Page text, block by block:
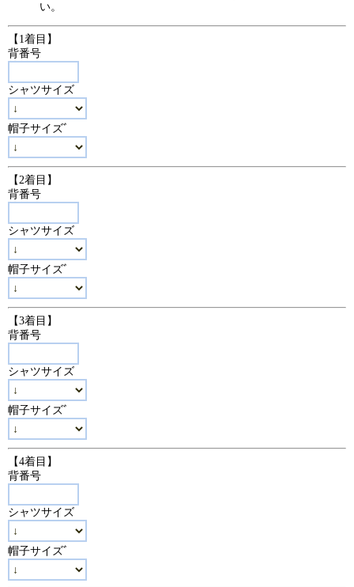
い。
【1着目】
背番号
シャツサイズ
帽子サイズﾞ
【2着目】
背番号
シャツサイズ
帽子サイズﾞ
【3着目】
背番号
シャツサイズ
帽子サイズﾞ
【4着目】
背番号
シャツサイズ
帽子サイズﾞ